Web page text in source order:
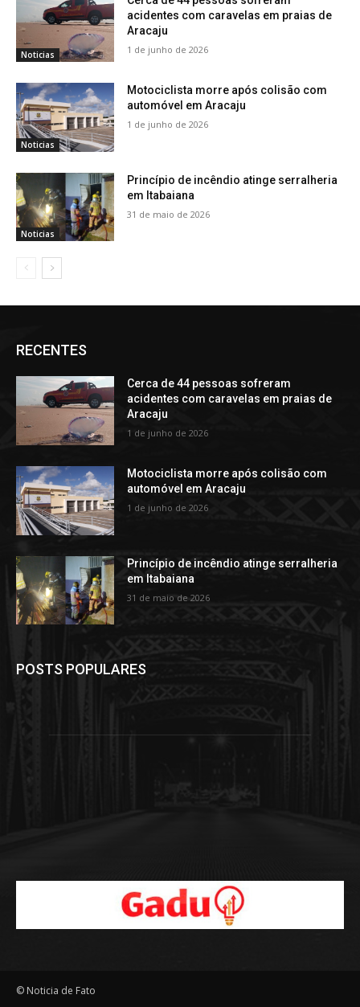
Noticias
acidentes com caravelas em praias de
Aracaju
1 de junho de 2026
Noticias
Motociclista morre após colisão com
automóvel em Aracaju
1 de junho de 2026
Noticias
Princípio de incêndio atinge serralheria
em Itabaiana
31 de maio de 2026
RECENTES
Cerca de 44 pessoas sofreram
acidentes com caravelas em praias de
Aracaju
1 de junho de 2026
Motociclista morre após colisão com
automóvel em Aracaju
1 de junho de 2026
Princípio de incêndio atinge serralheria
em Itabaiana
31 de maio de 2026
POSTS POPULARES
© Noticia de Fato